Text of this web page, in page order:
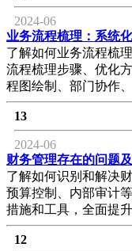
2024-06
业务流程梳理：系统
了解如何业务流程梳
流程梳理步骤、优化
程图绘制、部门协作
13
2024-06
财务管理存在的问题
了解如何识别和解决
预算控制、内部审计
措施和工具，全面提
12